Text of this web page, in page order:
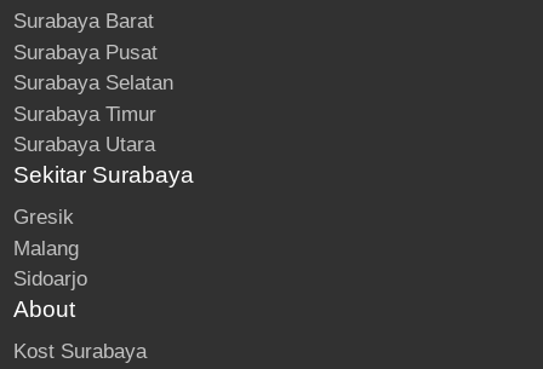
Surabaya Barat
Surabaya Pusat
Surabaya Selatan
Surabaya Timur
Surabaya Utara
Sekitar Surabaya
Gresik
Malang
Sidoarjo
About
Kost Surabaya